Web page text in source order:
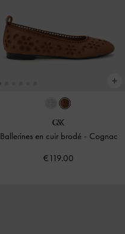
Ballerines en cuir brodé - Cognac
€119.00